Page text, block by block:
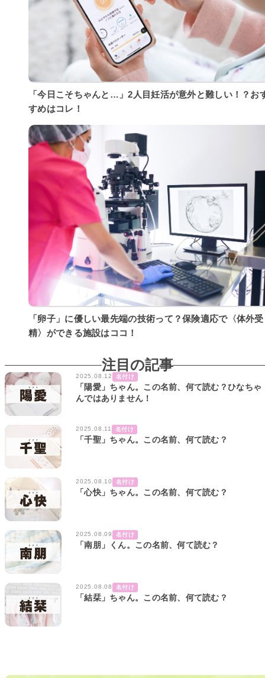
「今日こそちゃんと…」2人目妊活が意外と難しい！？お
すめはコレ！
「卵子」に優しい最先端の技術って？保険適応で〈体外受
精〉ができる施設はココ！
注目の記事
2025.08.12 名付け
「陽愛」ちゃん。この名前、何て読む？ひなちゃ
んではありません！
2025.08.11 名付け
「千聖」ちゃん。この名前、何て読む？
2025.08.10 名付け
「心快」ちゃん。この名前、何て読む？
2025.08.09 名付け
「南朋」くん。この名前、何て読む？
2025.08.08 名付け
「結栞」ちゃん。この名前、何て読む？